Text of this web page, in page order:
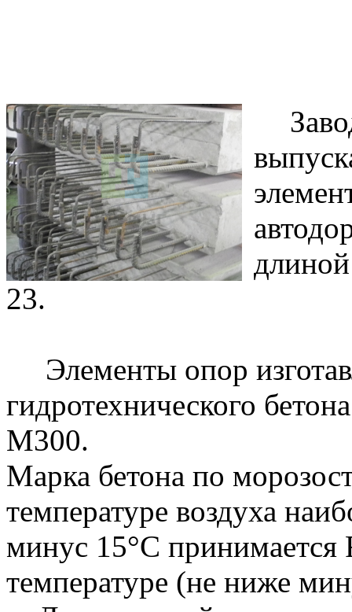
23.
Элементы опор
гидротехнического
М300.
Марка бетона по
температуре воздуха
минус 15°С принимается
температуре (не ниже